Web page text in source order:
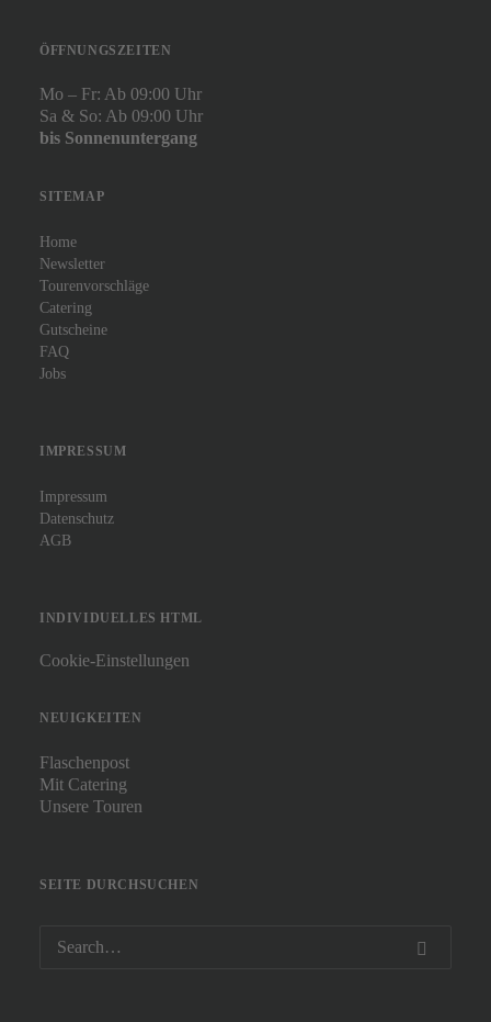
ÖFFNUNGSZEITEN
Mo – Fr: Ab 09:00 Uhr
Sa & So: Ab 09:00 Uhr
bis Sonnenuntergang
SITEMAP
Home
Newsletter
Tourenvorschläge
Catering
Gutscheine
FAQ
Jobs
IMPRESSUM
Impressum
Datenschutz
AGB
INDIVIDUELLES HTML
Cookie-Einstellungen
NEUIGKEITEN
Flaschenpost
Mit Catering
Unsere Touren
SEITE DURCHSUCHEN